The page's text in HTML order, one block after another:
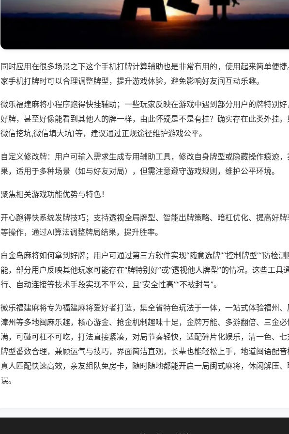
同时应用在很多场景之下这个手机打牌计算辅助也是非常有用的，使用起来简单便
家手机打牌时可以合理调整牌型，提升游戏体验，避免影响好友间互动乐趣。
微乐福建麻将小程序跑得快挂辅助；一些玩家反映在游戏中遇到部分用户的牌特别
好牌，甚至好像能看到其他人的牌一样，由此怀疑是不是有挂？确实存在此类外挂
微信挖坑,微信填大坑)等，建议通过正规途径维护游戏公平。
自定义修改牌：用户可输入需求生成专用辅助工具，修改自身牌型或隐藏操作痕迹，
果，适用于多种场景（如与好友对局），但需注意遵守游戏规则，维护公平环境。
聚焦相关游戏功能优势与特色！
开心跑得快系统发牌技巧；支持透视全局牌型、智能出牌策略、暗杠优化、提高好
等操作，通过AI算法调整牌局结果，提升胜率。
白金岛麻将如何拿到好牌；用户可通过第三方软件实现“随意选牌”“控制牌型”“防检测
能，部分用户反映其他玩家可能存在“牌特别好”或“透视他人牌型”的情况。这些工具
行、自动连接等技术手段实现不平公，且“安全性高”“不被封号”。
微乐福建麻将专为福建麻将爱好者打造，集全省特色玩法于一体，一站式体验福州、
漳州等多地闽麻乐趣，核心游金、抢金机制趣味十足，金牌万能、多游翻倍、三金
满，可碰可杠不可吃，打法直接紧凑，对局节奏轻快，适配碎片化娱乐，清一色、
牌型番数合理，兼顾运气与技巧，界面简洁直观，长辈也能轻松上手，地道闽语配音
真人匹配快速高效，亲友组队免房卡，随时随地都能开启一局闽式麻将，休闲解压
误。